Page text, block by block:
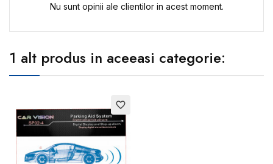
Nu sunt opinii ale clientilor in acest moment.
1 alt produs in aceeasi categorie:
favorite_border